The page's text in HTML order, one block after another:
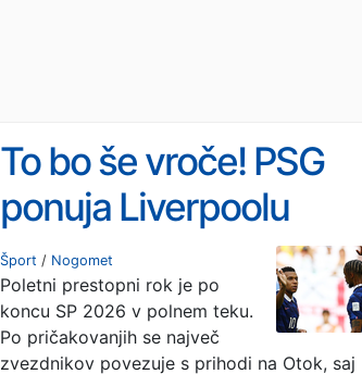
To bo še vroče! PSG
ponuja Liverpoolu
zvezdnika za noro
število milijonov.
Šport / Nogomet
Poletni prestopni rok je po
koncu SP 2026 v polnem teku.
Po pričakovanjih se največ
zvezdnikov povezuje s prihodi na Otok, saj